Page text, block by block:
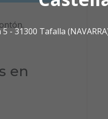
- 31300 Tafalla
en